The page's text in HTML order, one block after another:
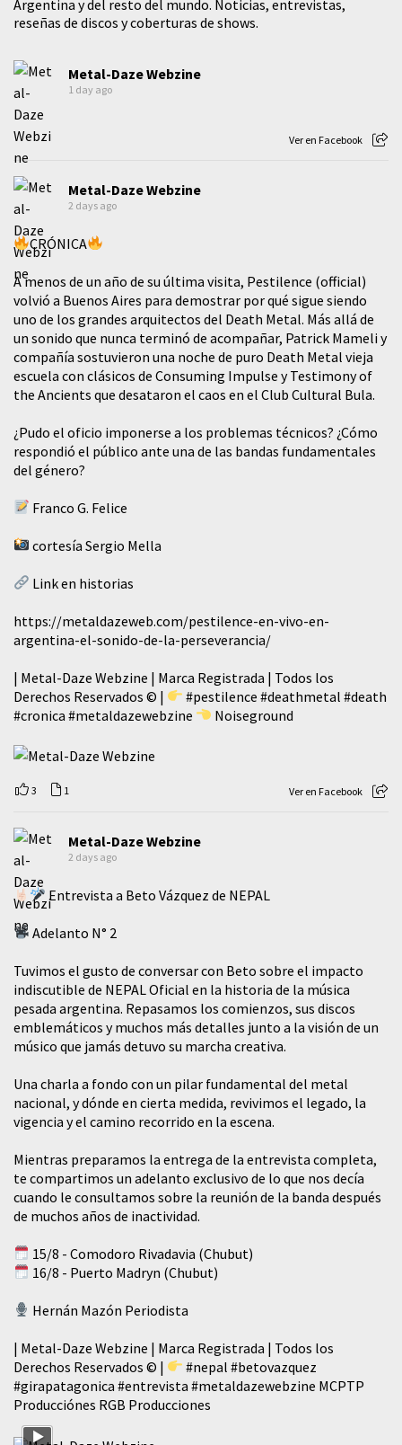
Argentina y del resto del mundo. Noticias, entrevistas,
reseñas de discos y coberturas de shows.
Metal-Daze Webzine
1 day ago
Ver en Facebook
Metal-Daze Webzine
2 days ago
CRÓNICA
A menos de un año de su última visita, Pestilence (official)
volvió a Buenos Aires para demostrar por qué sigue siendo
uno de los grandes arquitectos del Death Metal. Más allá de
un sonido que nunca terminó de acompañar, Patrick Mameli y
compañía sostuvieron una noche de puro Death Metal vieja
escuela con clásicos de Consuming Impulse y Testimony of
the Ancients que desataron el caos en el Club Cultural Bula.
¿Pudo el oficio imponerse a los problemas técnicos? ¿Cómo
respondió el público ante una de las bandas fundamentales
del género?
Franco G. Felice
cortesía Sergio Mella
Link en historias
https://metaldazeweb.com/pestilence-en-vivo-en-
argentina-el-sonido-de-la-perseverancia/
| Metal-Daze Webzine | Marca Registrada | Todos los
Derechos Reservados © |
#pestilence #deathmetal #death
#cronica #metaldazewebzine Noiseground
3 1 Ver en Facebook
Metal-Daze Webzine
2 days ago
Entrevista a Beto Vázquez de NEPAL
Adelanto N° 2
Tuvimos el gusto de conversar con Beto sobre el impacto
indiscutible de NEPAL Oficial en la historia de la música
pesada argentina. Repasamos los comienzos, sus discos
emblemáticos y muchos más detalles junto a la visión de un
músico que jamás detuvo su marcha creativa.
​Una charla a fondo con un pilar fundamental del metal
nacional, y dónde en cierta medida, revivimos el legado, la
vigencia y el camino recorrido en la escena.
Mientras preparamos la entrega de la entrevista completa,
te compartimos un adelanto exclusivo de lo que nos decía
cuando le consultamos sobre la reunión de la banda después
de muchos años de inactividad.
15/8 - Comodoro Rivadavia (Chubut)
16/8 - Puerto Madryn (Chubut)
Hernán Mazón Periodista
| Metal-Daze Webzine | Marca Registrada | Todos los
Derechos Reservados © |
#nepal #betovazquez
#girapatagonica #entrevista #metaldazewebzine MCPTP
Producciónes RGB Producciones